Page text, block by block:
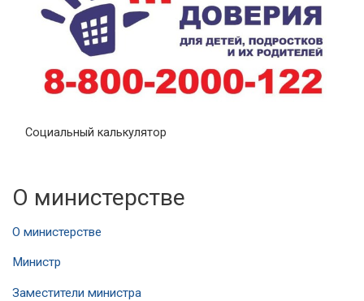
Социальный калькулятор
О министерстве
О министерстве
Министр
Заместители министра